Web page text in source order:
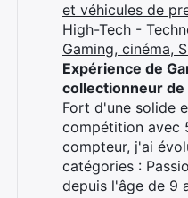
et véhicules de
High-Tech -
Gaming, cinéma,
Expérience de
collectionneur de
Fort d'une solide
compétition avec
compteur, j'ai
catégories :
depuis l'âge de 9